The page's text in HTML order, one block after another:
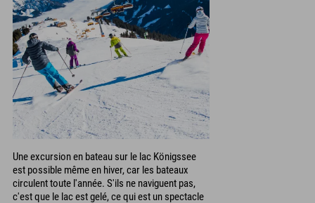
Une excursion en bateau sur le lac Königssee
est possible même en hiver, car les bateaux
circulent toute l'année. S'ils ne naviguent pas,
c'est que le lac est gelé, ce qui est un spectacle